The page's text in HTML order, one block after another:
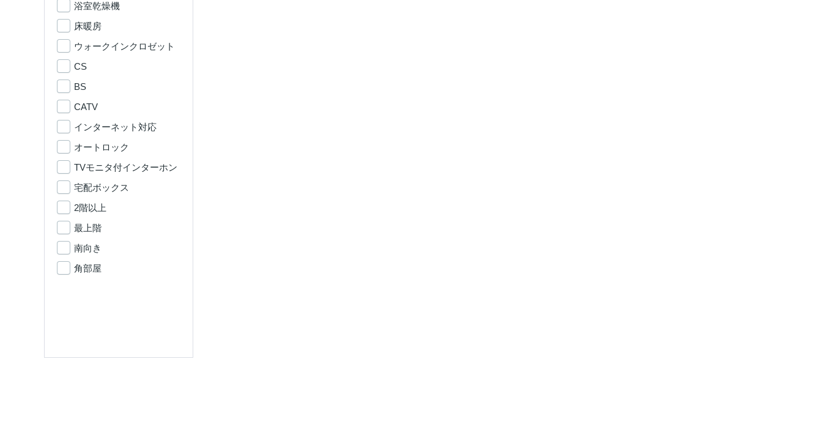
浴室乾燥機
床暖房
ウォークインクロゼット
CS
BS
CATV
インターネット対応
オートロック
TVモニタ付インターホン
宅配ボックス
2階以上
最上階
南向き
角部屋